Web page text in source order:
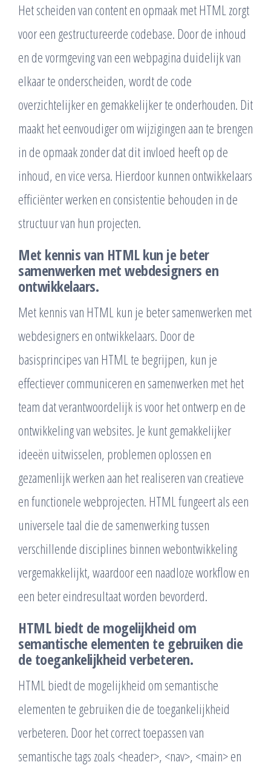
Het scheiden van content en opmaak met HTML zorgt
voor een gestructureerde codebase. Door de inhoud
en de vormgeving van een webpagina duidelijk van
elkaar te onderscheiden, wordt de code
overzichtelijker en gemakkelijker te onderhouden. Dit
maakt het eenvoudiger om wijzigingen aan te brengen
in de opmaak zonder dat dit invloed heeft op de
inhoud, en vice versa. Hierdoor kunnen ontwikkelaars
efficiënter werken en consistentie behouden in de
structuur van hun projecten.
Met kennis van HTML kun je beter
samenwerken met webdesigners en
ontwikkelaars.
Met kennis van HTML kun je beter samenwerken met
webdesigners en ontwikkelaars. Door de
basisprincipes van HTML te begrijpen, kun je
effectiever communiceren en samenwerken met het
team dat verantwoordelijk is voor het ontwerp en de
ontwikkeling van websites. Je kunt gemakkelijker
ideeën uitwisselen, problemen oplossen en
gezamenlijk werken aan het realiseren van creatieve
en functionele webprojecten. HTML fungeert als een
universele taal die de samenwerking tussen
verschillende disciplines binnen webontwikkeling
vergemakkelijkt, waardoor een naadloze workflow en
een beter eindresultaat worden bevorderd.
HTML biedt de mogelijkheid om
semantische elementen te gebruiken die
de toegankelijkheid verbeteren.
HTML biedt de mogelijkheid om semantische
elementen te gebruiken die de toegankelijkheid
verbeteren. Door het correct toepassen van
semantische tags zoals <header>, <nav>, <main> en